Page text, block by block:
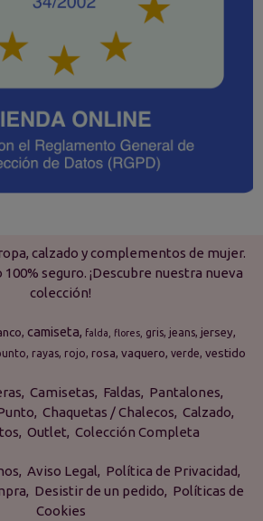
calzado y complementos de mujer.
100% seguro. ¡Descubre nuestra nueva
colección!
camiseta falda flores gris jeans jersey
rayas rojo rosa vaquero verde vestido
Camisetas Faldas
Pantalones
Chaquetas / Chalecos Calzado
Outlet Colección Completa
Aviso Legal
Política de Privacidad
Desistir de un pedido
Políticas de
Cookies